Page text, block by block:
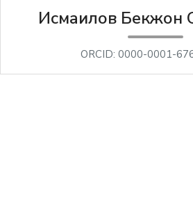
Исмаилов Бекжон
ORCID: 0000-0001-